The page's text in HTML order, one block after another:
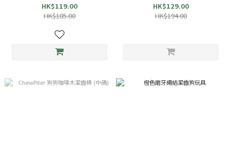
HK$119.00
HK$185.00
HK$129.00
HK$194.00